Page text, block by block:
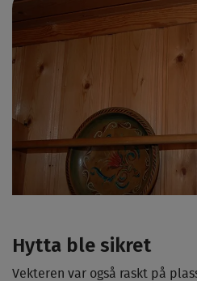
Hytta ble sikret
Vekteren var også raskt på